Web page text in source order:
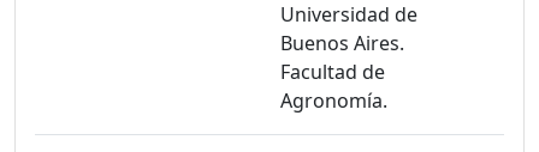
Universidad de
Buenos Aires.
Facultad de
Agronomía.